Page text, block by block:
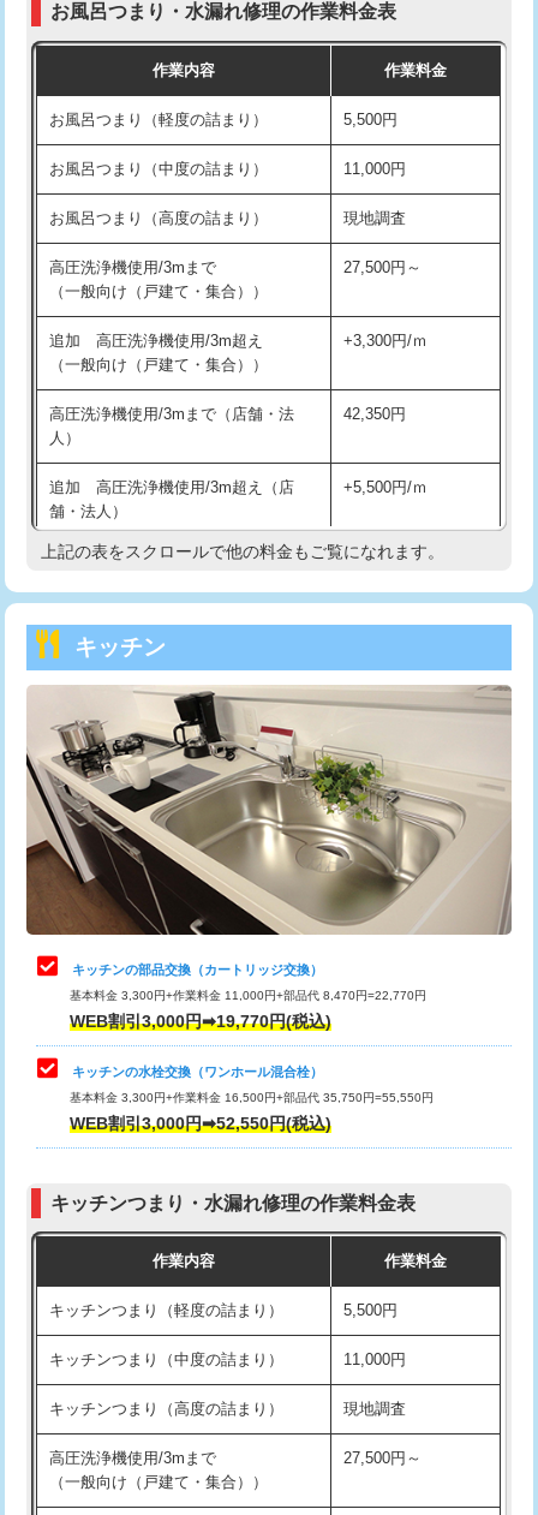
交換・取付（普通便座） 11,000円+材料費
交換・取付（温水洗浄便座） 16,500円+材料費
交換・取付(単水栓（壁付・デッキ
式）)
13,200円+材料費
交換・取付(混合水栓（壁付・デッキ
式・ワンホール）)
16,500円+材料費
交換・取付(排水栓・排水トラップ
（P/S/ポップアップ））
22,000円+材料費
交換・取付（その他部品） 11,000円+材料費
持込商品取付（単水栓） 13,200円
持込商品取付（混合水栓）
持込商品取付（浄水器・分岐水栓） 16,500円
持込商品取付（温水洗浄便座） 22,000円
持込商品取付（普通便座⇔温水洗浄便
22,000円
給水管工事※（ホール加工)
給水管工事※（バンド止め) 3,300円
給水管工事※（支持金具設置) 5,500円
給水管工事※（保温材使用（バンド止
め込み）)
5,500円
給水管工事※（土の掘削・埋め戻し作
11,000円
給水管工事※（塩ビ管（VP・HI）使
用/3ｍまで)
給水管工事※（塩ビ管（VP・HI）使
用（追加）/3ｍ超え)
給水管工事※（ライニング鋼管・銅
管・ポリ管・HT管使用/3ｍまで)
44,000円
管・ポリ管・HT管使用/3ｍ超え)
排水管工事（土の掘削・埋め戻し作
11,000円~
排水管工事（排水管工事/3ｍまで） 55,000円
排水管工事（追加 排水管工事/3ｍ超
+11,000円
マス交換（土の掘削・埋め戻し作業）
マス交換（深さ50㎝未満）
お風呂つまり・水漏れ修理の作業料金表
作業内容 作業料金
お風呂つまり（軽度の詰まり） 5,500円
お風呂つまり（中度の詰まり） 11,000円
お風呂つまり（高度の詰まり） 現地調査
高圧洗浄機使用/3mまで
（一般向け（戸建て・集合））
27,500円～
追加 高圧洗浄機使用/3m超え
（一般向け（戸建て・集合））
+3,300円/ｍ
高圧洗浄機使用/3mまで（店舗・法
人）
42,350円
追加 高圧洗浄機使用/3m超え（店
舗・法人）
+5,500円/ｍ
高度高圧洗浄換 現地調査
トーラー機使用/3mまで
追加トーラー機使用/3m超え +3,300円
カメラ調査 33,000円
桝清掃 8,800円
止水・漏水調査・防水処理・清掃・修
理・調整・分解・加工など（軽作業）
11,000円
止水・漏水調査・防水処理・清掃・修
理・調整・分解・加工など（中作業）
22,000円
止水・漏水調査・防水処理・清掃・修
理・調整・分解・加工など（重作業）
33,000円
お風呂タンク脱着
その他部品の脱着
式・ワンホール）)
交換・取付(排水栓・排水トラップ
22,000円+材料費
持込商品取付（単水栓）
上記の表をスクロールで他の料金もご覧になれます。
キッチン
キッチンの部品交換（カートリッジ交換）
基本料金 3,300円+作業料金 11,000円+部品代 8,470円=22,770円
WEB割引3,000円➡19,770円(税込)
キッチンの水栓交換（ワンホール混合栓）
基本料金 3,300円+作業料金 16,500円+部品代 35,750円=55,550円
WEB割引3,000円➡52,550円(税込)
キッチンつまり・水漏れ修理の作業料金表
作業内容 作業料金
キッチンつまり（軽度の詰まり） 5,500円
キッチンつまり（中度の詰まり） 11,000円
キッチンつまり（高度の詰まり） 現地調査
高圧洗浄機使用/3mまで
（一般向け（戸建て・集合））
27,500円～